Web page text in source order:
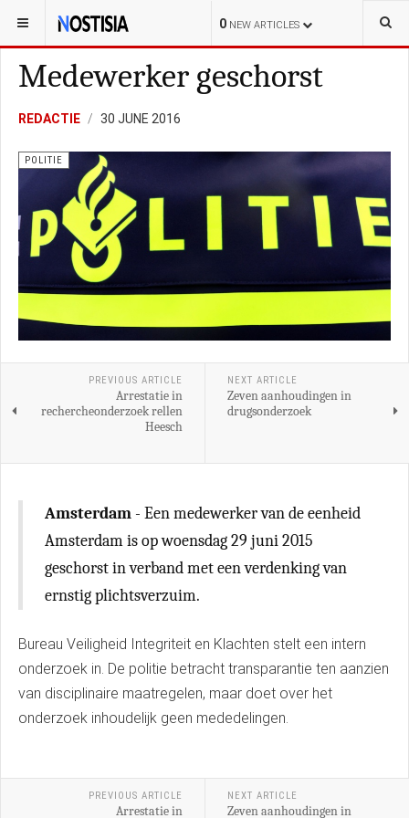
0 NEW ARTICLES
YOU ARE HERE: NEDERLAND ALGEMEEN
Medewerker geschorst
REDACTIE 30 JUNE 2016
POLITIE
PREVIOUS ARTICLE
Arrestatie in
rechercheonderzoek rellen
Heesch
NEXT ARTICLE
Zeven aanhoudingen in
drugsonderzoek
Amsterdam - Een medewerker van de eenheid
Amsterdam is op woensdag 29 juni 2015
geschorst in verband met een verdenking van
ernstig plichtsverzuim.
Bureau Veiligheid Integriteit en Klachten stelt een intern
onderzoek in. De politie betracht transparantie ten aanzien
van disciplinaire maatregelen, maar doet over het
onderzoek inhoudelijk geen mededelingen.
PREVIOUS ARTICLE
Arrestatie in
NEXT ARTICLE
Zeven aanhoudingen in